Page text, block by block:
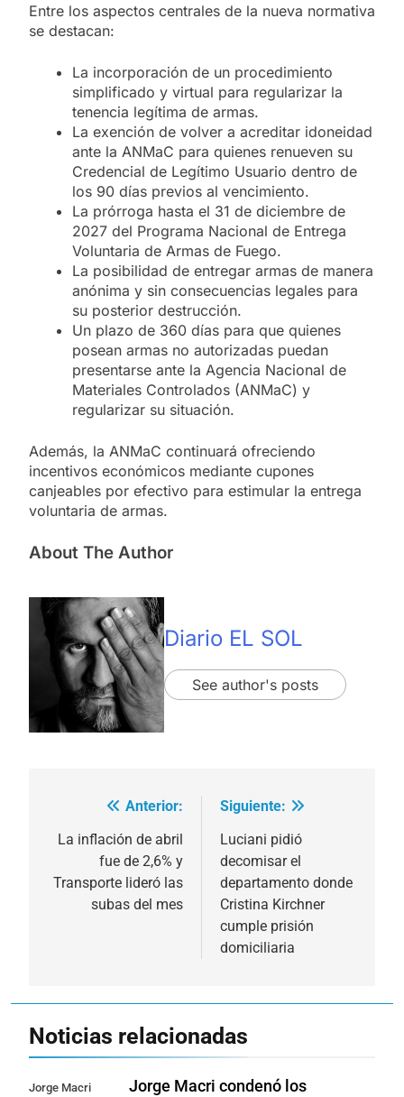
Entre los aspectos centrales de la nueva normativa
se destacan:
La incorporación de un procedimiento
simplificado y virtual para regularizar la
tenencia legítima de armas.
La exención de volver a acreditar idoneidad
ante la ANMaC para quienes renueven su
Credencial de Legítimo Usuario dentro de
los 90 días previos al vencimiento.
La prórroga hasta el 31 de diciembre de
2027 del Programa Nacional de Entrega
Voluntaria de Armas de Fuego.
La posibilidad de entregar armas de manera
anónima y sin consecuencias legales para
su posterior destrucción.
Un plazo de 360 días para que quienes
posean armas no autorizadas puedan
presentarse ante la Agencia Nacional de
Materiales Controlados (ANMaC) y
regularizar su situación.
Además, la ANMaC continuará ofreciendo
incentivos económicos mediante cupones
canjeables por efectivo para estimular la entrega
voluntaria de armas.
About The Author
Diario EL SOL
See author's posts
Navegación
de
entradas
Anterior:
La inflación de abril
fue de 2,6% y
Transporte lideró las
subas del mes
Siguiente:
Luciani pidió
decomisar el
departamento donde
Cristina Kirchner
cumple prisión
domiciliaria
Noticias relacionadas
Jorge Macri
Jorge Macri condenó los